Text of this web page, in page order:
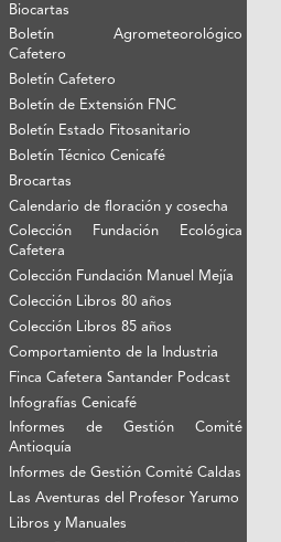
Biocartas
Boletín Agrometeorológico
Cafetero
Boletín Cafetero
Boletín de Extensión FNC
Boletín Estado Fitosanitario
Boletín Técnico Cenicafé
Brocartas
Calendario de floración y cosecha
Colección Fundación Ecológica
Cafetera
Colección Fundación Manuel Mejía
Colección Libros 80 años
Colección Libros 85 años
Comportamiento de la Industria
Finca Cafetera Santander Podcast
Infografías Cenicafé
Informes de Gestión Comité
Antioquía
Informes de Gestión Comité Caldas
Las Aventuras del Profesor Yarumo
Libros y Manuales